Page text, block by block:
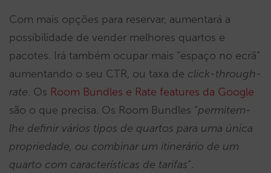
Com mais opções para reservar, aumentará a
possibilidade de vender melhores quartos e
pacotes. Irá também ocupar mais “espaço no ecrã”
aumentando o seu CTR, ou taxa de click-through-
rate. Os Room Bundles e Rate features da Google
são o que precisa. Os Room Bundles “permitem-
lhe definir vários tipos de quartos para uma única
propriedade, ou combinar um itinerário de um
quarto com características de tarifas“.